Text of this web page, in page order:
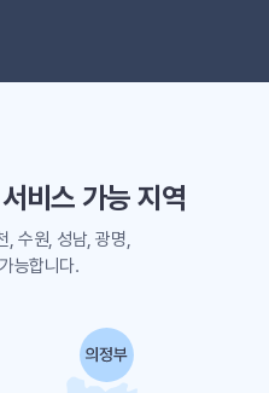
비스 가능 지역
, 수원, 성남, 광명,
능합니다.